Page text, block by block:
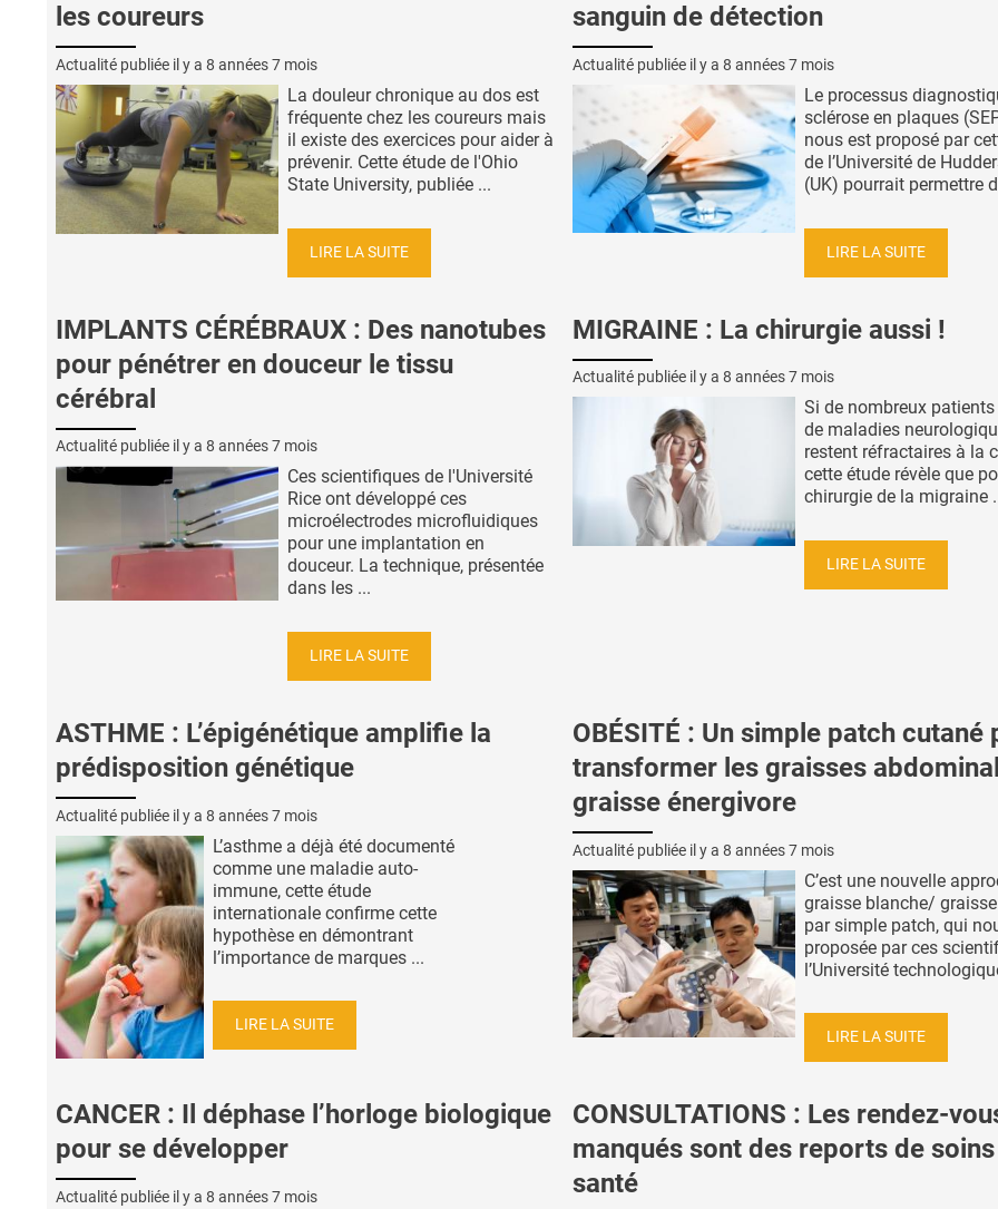
les coureurs
Actualité publiée il y a 8 années 7 mois
La douleur chronique au dos est
fréquente chez les coureurs mais
il existe des exercices pour aider à
prévenir. Cette étude de l'Ohio
State University, publiée ...
LIRE LA SUITE
sanguin de détection
Actualité publiée il y a 8 années 7 mois
Le processus
sclérose en plaques
nous est proposé par
de l’Université de
(UK) pourrait permettre
LIRE LA SUITE
IMPLANTS CÉRÉBRAUX : Des nanotubes
pour pénétrer en douceur le tissu
cérébral
Actualité publiée il y a 8 années 7 mois
Ces scientifiques de l'Université
Rice ont développé ces
microélectrodes microfluidiques
pour une implantation en
douceur. La technique, présentée
dans les ...
LIRE LA SUITE
MIGRAINE : La chirurgie aussi !
Actualité publiée il y a 8 années 7 mois
Si de nombreux
de maladies
restent réfractaires à la
cette étude révèle que
chirurgie de la migraine
LIRE LA SUITE
ASTHME : L’épigénétique amplifie la
prédisposition génétique
Actualité publiée il y a 8 années 7 mois
L’asthme a déjà été documenté
comme une maladie auto-
immune, cette étude
internationale confirme cette
hypothèse en démontrant
l’importance de marques ...
LIRE LA SUITE
OBÉSITÉ : Un simple patch cutané
transformer les graisses
graisse énergivore
Actualité publiée il y a 8 années 7 mois
C’est une nouvelle
graisse blanche/
par simple patch, qui
proposée par ces
l’Université
LIRE LA SUITE
CANCER : Il déphase l’horloge biologique
pour se développer
Actualité publiée il y a 8 années 7 mois
CONSULTATIONS : Les rendez-
manqués sont des reports de
santé